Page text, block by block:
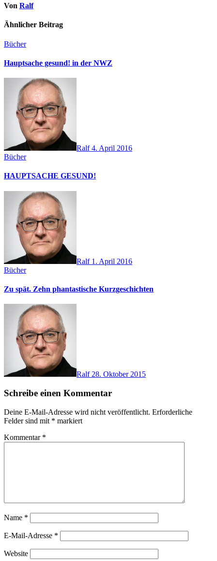
Von Ralf
Ähnlicher Beitrag
Bücher
Hauptsache gesund! in der NWZ
Ralf4. April 2016
Bücher
HAUPTSACHE GESUND!
Ralf 1. April 2016
Bücher
Zu spät. Zehn phantastische Kurzgeschichten
Ralf 28. Oktober 2015
Schreibe einen Kommentar
Deine E-Mail-Adresse wird nicht veröffentlicht. Erforderliche
Felder sind mit * markiert
Kommentar *
Name *
E-Mail-Adresse *
Website